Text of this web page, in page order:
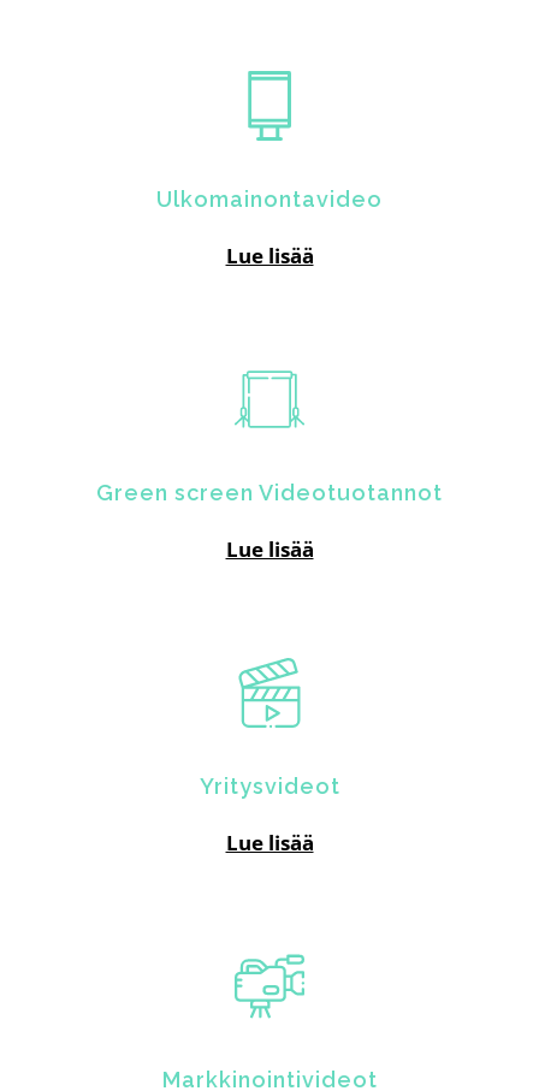
Ulkomainontavideo
Lue lisää
Green screen Videotuotannot
Lue lisää
Yritysvideot
Lue lisää
Markkinointivideot